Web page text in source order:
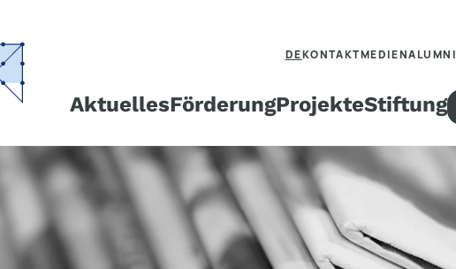
DEKONTAKTMEDIENALUMNI
AktuellesFörderungProjekteStiftung